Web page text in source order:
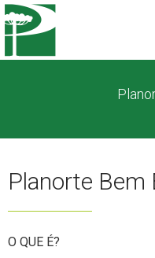
Planorte Bem
O QUE É?